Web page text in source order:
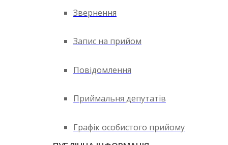
Звернення
Запис на прийом
Повідомлення
Приймальня депутатів
Графік особистого прийому